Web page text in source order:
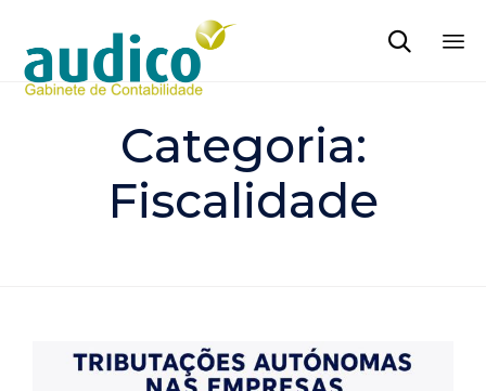

Categoria:
Fiscalidade